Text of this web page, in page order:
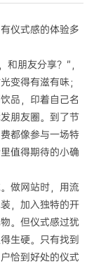
仪式感的体验多
朋友分享？”，
变得有滋有味；
品，印着自己名
朋友圈。到了节
都像参与一场特
值得期待的小确
做网站时，用流
，加入独特的开
。但仪式感过犹
生硬。只有找到
恰到好处的仪式